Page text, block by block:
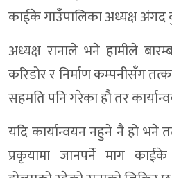
काईके गाउँपालिका अध्यक्ष अंगद
अध्यक्ष रानाले भने हामीले
करिडोर र निर्माण कम्पनीसँग
सहमति पनि गरेका हौ तर
यदि कार्यान्वयन नहुने नै हो भने
प्रकृयामा जानपर्ने माग